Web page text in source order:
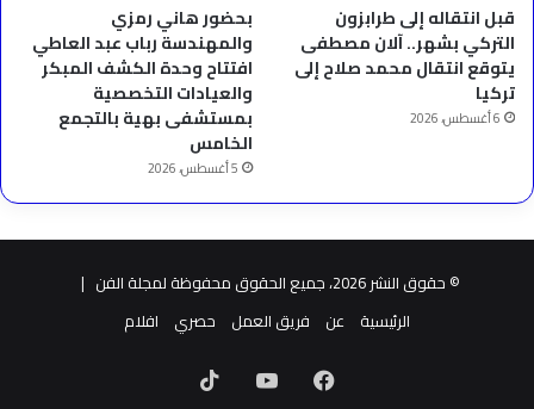
قبل انتقاله إلى طرابزون
التركي بشهر.. آلان مصطفى
يتوقع انتقال محمد صلاح إلى
تركيا
6 أغسطس، 2026
بحضور هاني رمزي
والمهندسة رباب عبد العاطي
افتتاح وحدة الكشف المبكر
والعيادات التخصصية
بمستشفى بهية بالتجمع
الخامس
5 أغسطس، 2026
© حقوق النشر 2026، جميع الحقوق محفوظة لمجلة الفن |
الرئيسية
عن فريق العمل حصري افلام
فيسبوك‫YouTube